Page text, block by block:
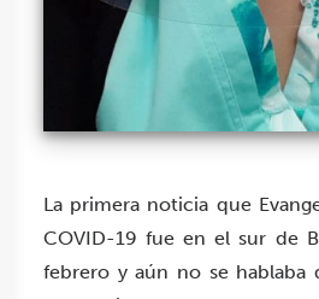
La primera noticia que
COVID-19 fue en el sur de
febrero y aún no se hablaba